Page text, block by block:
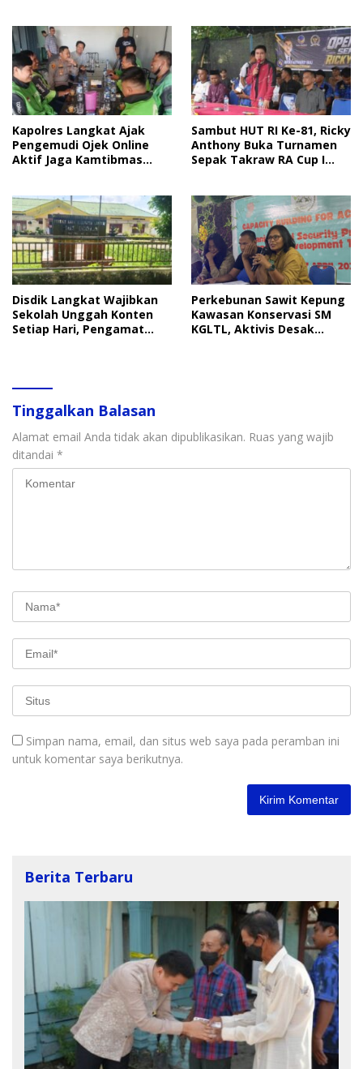
Kapolres Langkat Ajak
Pengemudi Ojek Online
Aktif Jaga Kamtibmas
Sambut HUT RI Ke-81, Ricky
Anthony Buka Turnamen
Sepak Takraw RA Cup I
Disdik Langkat Wajibkan
Sekolah Unggah Konten
Setiap Hari, Pengamat
Perkebunan Sawit Kepung
Kawasan Konservasi SM
KGLTL, Aktivis Desak
Tinggalkan Balasan
Alamat email Anda tidak akan dipublikasikan. Ruas yang wajib
ditandai *
Simpan nama, email, dan situs web saya pada peramban ini
untuk komentar saya berikutnya.
Berita Terbaru